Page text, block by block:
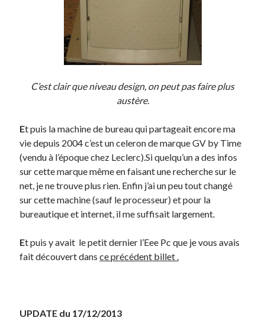
C’est clair que niveau design, on peut pas faire plus
austère.
Et puis la machine de bureau qui partageait encore ma
vie depuis 2004 c’est un celeron de marque GV by Time
(vendu à l’époque chez Leclerc).Si quelqu’un a des infos
sur cette marque même en faisant une recherche sur le
net, je ne trouve plus rien. Enfin j’ai un peu tout changé
sur cette machine (sauf le processeur) et pour la
bureautique et internet, il me suffisait largement.
Et puis y avait le petit dernier l’Eee Pc que je vous avais
fait découvert dansce précédent billet .
UPDATE du 17/12/2013